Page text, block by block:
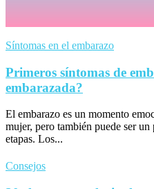
Síntomas en el embarazo
Primeros síntomas de
embarazada?
El embarazo es un momento
mujer, pero también puede ser
etapas. Los...
Consejos